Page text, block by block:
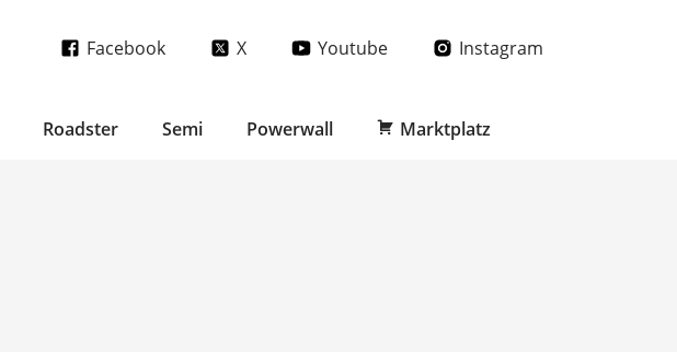
Facebook X Youtube Instagram
Roadster Semi Powerwall Marktplatz